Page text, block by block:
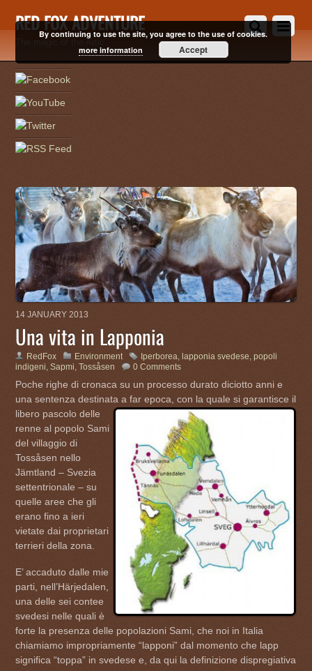
RED FOX ADVENTURE
The magic of the Artic
14 JANUARY 2013
Una vita in Lapponia
RedFox Environment Iperborea, lapponia svedese,popoli
indigeni,Sapmi,Tossåsen 0 Comments
Poche righe di cronaca su un processo durato diciotto anni e
una sentenza destinata a far epoca, con la qualesi garantisce il
libero pascolo delle
renne al popolo Sami
del villaggio di
Tossåsen nello
Jämtland – Svezia
settentrionale – su
quelle aree che gli
erano fino a ieri
vietate dai proprietari
terrieri della zona.
E’ accaduto dalle mie
parti, nell’Härjedalen,
una delle sei contee
svedesi nelle quali è
forte la presenza delle popolazioni Sami, che noi in Italia
chiamiamo impropriamente “lapponi” dal momento che lapp
significa “toppa” in svedese e, da qui la definizione dispregiativa
By continuing to use the site, you agree to the use of cookies.
more information
Accept